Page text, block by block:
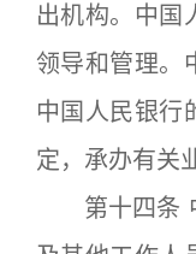
出机构。中国
领导和管理。
中国人民银行
定，承办有关
第十四条